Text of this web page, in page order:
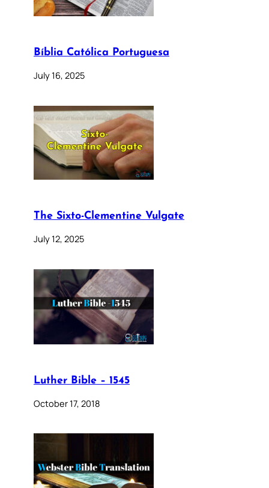
Bíblia Católica Portuguesa
July 16, 2025
The Sixto-Clementine Vulgate
July 12, 2025
Luther Bible – 1545
October 17, 2018